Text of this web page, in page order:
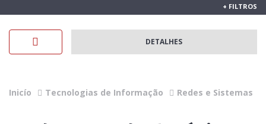
+ FILTROS
DETALHES
Inicío Tecnologias de Informação Redes e Sistemas